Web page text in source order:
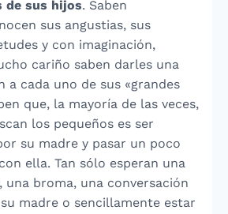
de sus hijos. Saben
sus angustias, sus
y con imaginación,
cariño saben darles una
a cada uno de sus «grandes
que, la mayoría de las veces,
los pequeños es ser
su madre y pasar un poco
ella. Tan sólo esperan una
una broma, una conversación
madre o sencillamente estar